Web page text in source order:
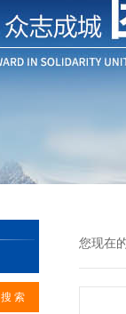
您现在